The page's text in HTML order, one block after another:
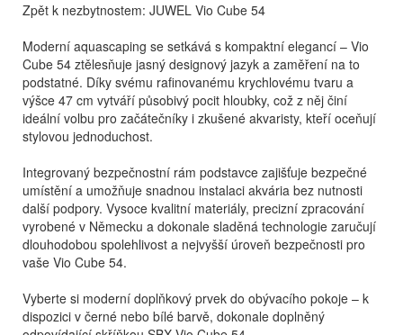
Zpět k nezbytnostem: JUWEL Vio Cube 54
Moderní aquascaping se setkává s kompaktní elegancí – Vio
Cube 54 ztělesňuje jasný designový jazyk a zaměření na to
podstatné. Díky svému rafinovanému krychlovému tvaru a
výšce 47 cm vytváří působivý pocit hloubky, což z něj činí
ideální volbu pro začátečníky i zkušené akvaristy, kteří oceňují
stylovou jednoduchost.
Integrovaný bezpečnostní rám podstavce zajišťuje bezpečné
umístění a umožňuje snadnou instalaci akvária bez nutnosti
další podpory. Vysoce kvalitní materiály, precizní zpracování
vyrobené v Německu a dokonale sladěná technologie zaručují
dlouhodobou spolehlivost a nejvyšší úroveň bezpečnosti pro
vaše Vio Cube 54.
Vyberte si moderní doplňkový prvek do obývacího pokoje – k
dispozici v černé nebo bílé barvě, dokonale doplněný